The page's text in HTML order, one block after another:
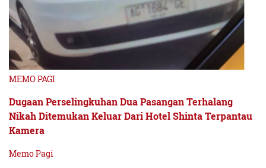
MEMO PAGI
Dugaan Perselingkuhan Dua Pasangan Terhalang
Nikah Ditemukan Keluar Dari Hotel Shinta Terpantau
Kamera
Memo Pagi